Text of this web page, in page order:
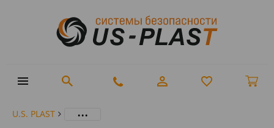
U.S. PLAST ...